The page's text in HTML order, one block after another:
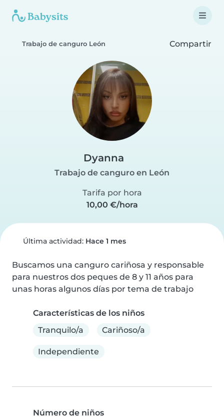
Trabajo de canguro León Compartir
Dyanna
Trabajo de canguro en León
Tarifa por hora
10,00 €/hora
Última actividad: Hace 1 mes
Buscamos una canguro cariñosa y responsable
para nuestros dos peques de 8 y 11 años para
unas horas algunos días por tema de trabajo
Características de los niños
Tranquilo/a
Cariñoso/a
Independiente
Número de niños